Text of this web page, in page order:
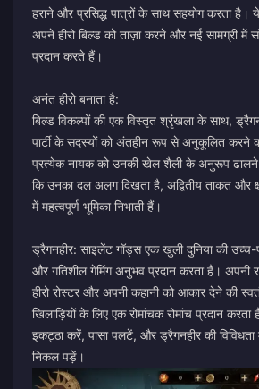
हराने और प्रसिद्ध पात्रों के साथ सहयोग करता है।
अपने हीरो बिल्ड को ताज़ा करने और नई सामग्री में
प्रदान करते हैं।
अनंत हीरो बनाता है:
बिल्ड विकल्पों की एक विस्तृत श्रृंखला के साथ,
पार्टी के सदस्यों को अंतहीन रूप से अनुकूलित करने
प्रत्येक नायक को उनकी खेल शैली के अनुरूप ढालने
कि उनका दल अलग दिखता है, अद्वितीय ताकत और
में महत्वपूर्ण भूमिका निभाती हैं।
ड्रैगनहीर: साइलेंट गॉड्स एक खुली दुनिया की
और गतिशील गेमिंग अनुभव प्रदान करता है। अपनी
हीरो रोस्टर और अपनी कहानी को आकार देने की
खिलाड़ियों के लिए एक रोमांचक रोमांच प्रदान करता
इकट्ठा करें, पासा पलटें, और ड्रैगनहीर की विविधता
निकल पड़ें।